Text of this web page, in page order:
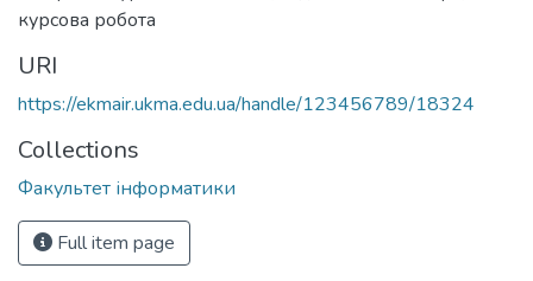
курсова робота
URI
https://ekmair.ukma.edu.ua/handle/123456789/18324
Collections
Факультет інформатики
Full item page